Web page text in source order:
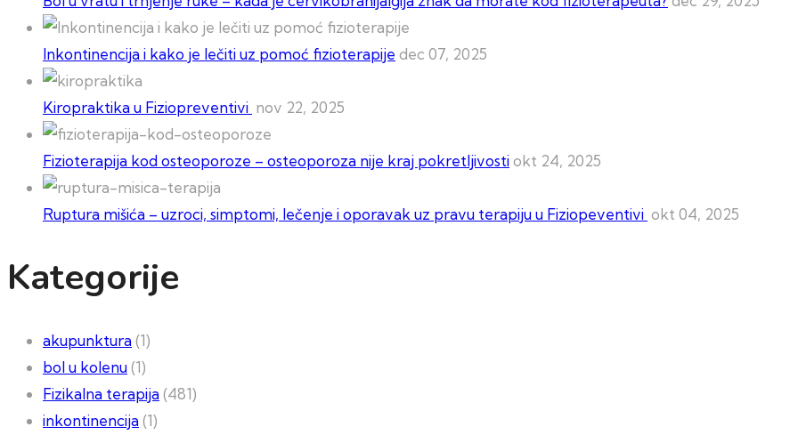
Inkontinencija i kako je lečiti uz pomoć fizioterapije dec 07, 2025
Kiropraktika u Fiziopreventivi nov 22, 2025
Fizioterapija kod osteoporoze – osteoporoza nije kraj pokretljivostiokt 24, 2025
Ruptura mišića – uzroci, simptomi, lečenje i oporavak uz pravu terapiju u Fiziopeventivi okt 04, 2025
Kategorije
akupunktura(1)
bol u kolenu(1)
Fizikalna terapija(481)
inkontinencija(1)